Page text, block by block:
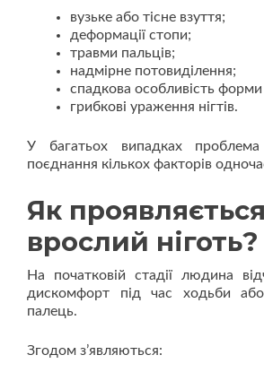
вузьке або тісне взуття;
деформації стопи;
травми пальців;
надмірне потовиділення;
спадкова особливість форми
грибкові ураження нігтів.
У багатьох випадках
поєднання кількох факторів
Як проявляється
врослий ніготь?
На початковій стадії людина
дискомфорт під час ходьби
палець.
Згодом з’являються: